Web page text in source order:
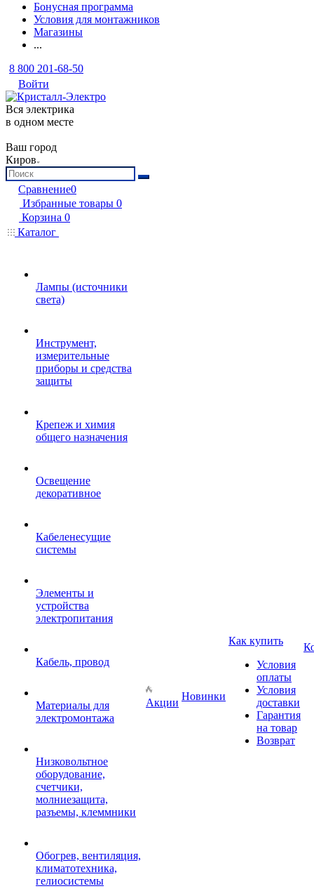
Бонусная программа
Условия для монтажников
Магазины
...
8 800 201-68-50
Войти
Вся электрика
в одном месте
Ваш город
Киров
Сравнение0
Избранные товары 0
Корзина 0
Каталог
Лампы (источники
света)
Инструмент,
измерительные
приборы и средства
защиты
Крепеж и химия
общего назначения
Освещение
декоративное
Кабеленесущие
системы
Элементы и
устройства
электропитания
Кабель, провод
Материалы для
электромонтажа
Низковольтное
оборудование,
счетчики,
молниезащита,
разъемы, клеммники
Обогрев, вентиляция,
климатотехника,
гелиосистемы
Акции
Новинки
Как купить
Условия
оплаты
Условия
доставки
Гарантия
на товар
Возврат